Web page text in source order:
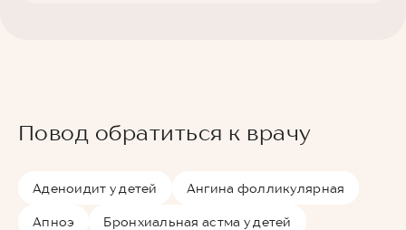
Повод обратиться к врачу
Аденоидит у детей Ангина фолликулярная
Апноэ Бронхиальная астма у детей